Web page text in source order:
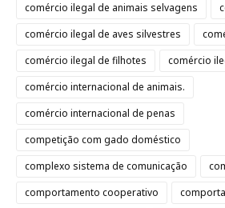
comércio ilegal de animais selvagens
comércio ilegal de aves silvestres
comércio ilegal de filhotes
comércio
comércio internacional de animais.
comércio internacional de penas
competição com gado doméstico
complexo sistema de comunicação
comportamento cooperativo